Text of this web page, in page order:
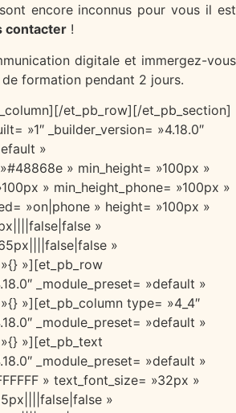
encore inconnus pour vous il est
contacter !
digitale et immergez-vous
formation pendant 2 jours.
et_pb_row][/et_pb_section]
»1″ _builder_version= »4.18.0″
»
» min_height= »100px »
» min_height_phone= »100px »
»on|phone » height= »100px »
»
»
»][et_pb_row
_module_preset= »default »
»][et_pb_column type= »4_4″
_module_preset= »default »
»][et_pb_text
_module_preset= »default »
» text_font_size= »32px »
»